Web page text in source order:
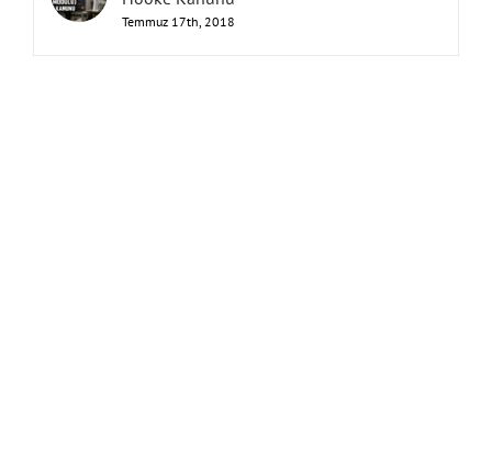
Temmuz 17th, 2018